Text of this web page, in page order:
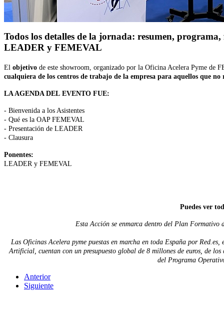
Todos los detalles de la jornada: resumen,
LEADER y FEMEVAL
El objetivo de este showroom, organizado por la Oficina Acelera Pyme
cualquiera de los centros de trabajo de la empresa para aquellos que
LA AGENDA DEL EVENTO FUE:
- Bienvenida a los Asistentes
- Qué es la OAP FEMEVAL
- Presentación de LEADER
- Clausura
Ponentes:
LEADER y FEMEVAL
Puedes ver
Esta Acción se enmarca dentro del Plan
Las Oficinas Acelera pyme puestas en marcha en toda España por
Artificial, cuentan con un presupuesto global de 8 millones de euros, de
del Programa
Anterior
Siguiente